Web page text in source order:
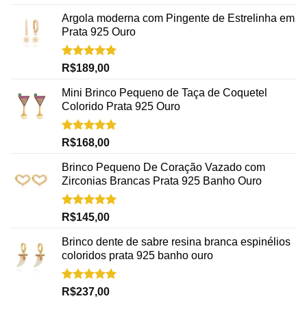
Argola moderna com Pingente de Estrelinha em
Prata 925 Ouro
Avaliação
R$189,00
Mini Brinco Pequeno de Taça de Coquetel
Colorido Prata 925 Ouro
Avaliação
R$168,00
Brinco Pequeno De Coração Vazado com
Zirconias Brancas Prata 925 Banho Ouro
Avaliação
R$145,00
Brinco dente de sabre resina branca espinélios
coloridos prata 925 banho ouro
Avaliação
R$237,00